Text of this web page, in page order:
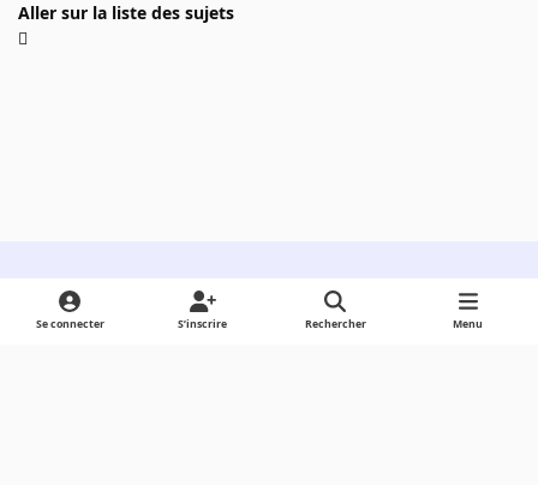
Aller sur la liste des sujets
Light ModeDark ModeSystem Preference
Se connecter S’inscrire Rechercher Menu